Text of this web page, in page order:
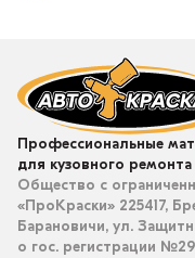
Профессиональные
для кузовного
Общество с
«ПроКраски» 225417,
Барановичи, ул.
о гос. регистрации